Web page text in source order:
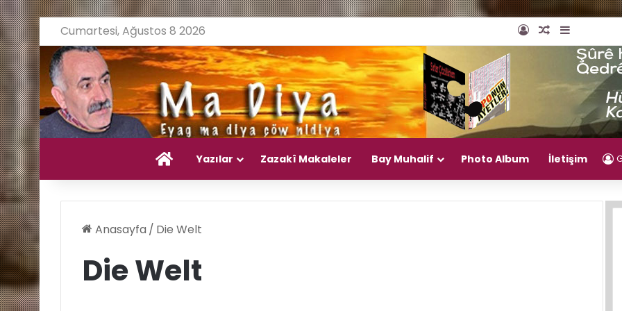
Cumartesi, Ağustos 8 2026 Giriş YapRastgele
Ana Sayfa
Yazılar Zazakî Makaleler Bay Muhalif Photo Album İletişim
Anasayfa / Die Welt
Die Welt